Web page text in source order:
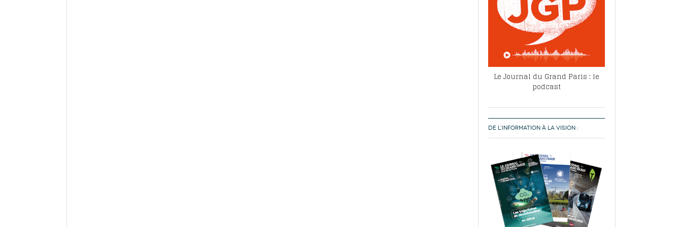
Le Journal du Grand Paris : le
podcast
DE L’INFORMATION À LA VISION :